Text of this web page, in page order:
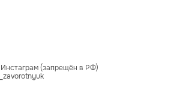
(запрещён в РФ)